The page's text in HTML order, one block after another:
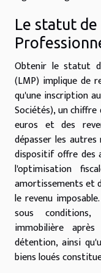
Le statut
Obtenir le statut
(LMP) implique de
qu'une inscription
Sociétés), un
euros et des
dépasser les
dispositif offre des
l'optimisation
amortissements et
le revenu
sous
immobilière
détention, ainsi
biens loués